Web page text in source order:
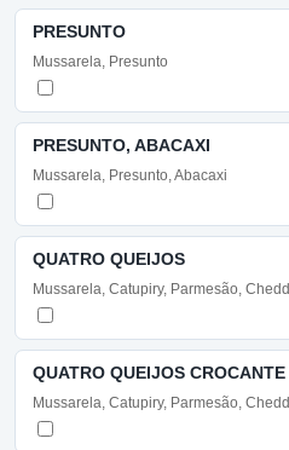
PRESUNTO
Mussarela, Presunto
PRESUNTO, ABACAXI
Mussarela, Presunto, Abacaxi
QUATRO QUEIJOS
Mussarela, Catupiry, Parmesão,
QUATRO QUEIJOS CROCANTE
Mussarela, Catupiry, Parmesão,